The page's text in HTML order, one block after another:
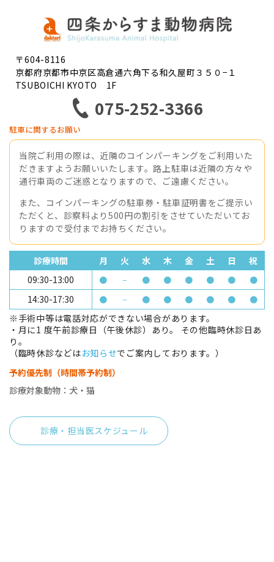
〒604-8116
京都府京都市中京区高倉通六角下る和久屋町３５０−１
TSUBOICHI KYOTO 1F
075-252-3366
駐車に関するお願い
当院ご利用の際は、近隣のコインパーキングをご利用いた
だきますようお願いいたします。路上駐車は近隣の方々や
通行車両のご迷惑となりますので、ご遠慮ください。
また、コインパーキングの駐車券・駐車証明書をご提示い
ただくと、診察料より500円の割引をさせていただいてお
りますので受付までお持ちください。
診療時間 月 火 水 木 金 土 日
祝
09:30-13:00
● − ● ● ● ● ● ●
14:30-17:30 ● − ● ● ● ● ● ●
※手術中等は電話対応ができない場合があります。
・月に1 度午前診療日（午後休診）あり。 その他臨時休診日あ
り。
（臨時休診などはお知らせでご案内しております。）
予約優先制（時間帯予約制）
診療対象動物：犬・猫
診療・担当医スケジュール